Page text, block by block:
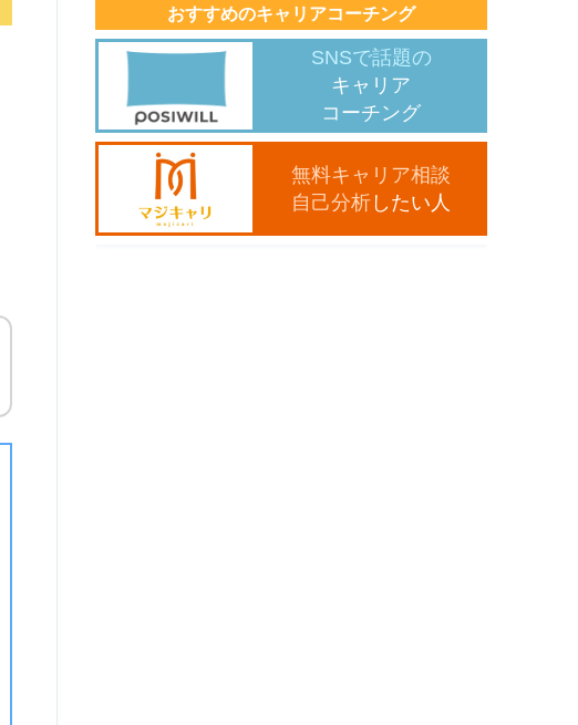
おすすめのキャリアコーチング
SNSで話題の
キャリア
コーチング
無料キャリア相談
自己分析 したい人